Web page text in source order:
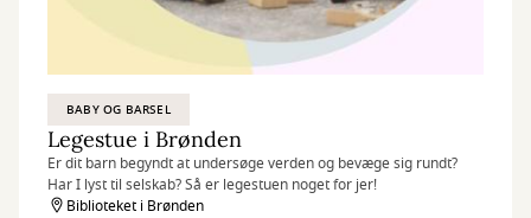
BABY OG BARSEL
Legestue i Brønden
Er dit barn begyndt at undersøge verden og bevæge sig rundt?
Har I lyst til selskab? Så er legestuen noget for jer!
Biblioteket i Brønden